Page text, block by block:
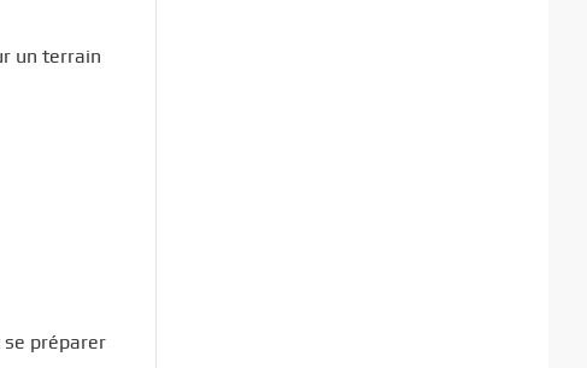
un terrain
se préparer